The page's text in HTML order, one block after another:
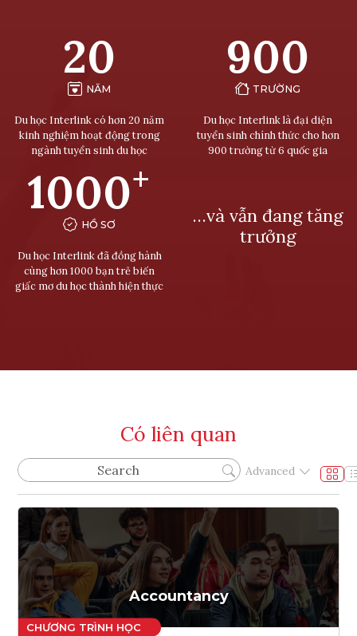
20
NĂM
Du học Interlink có hơn 20 năm
kinh nghiệm hoạt động trong
ngành tuyển sinh du học
900
TRƯỜNG
Du học Interlink là đại diện
tuyển sinh chính thức cho hơn
900 trường từ 6 quốc gia
1000+
HỒ SƠ
Du học Interlink đã đồng hành
cùng hơn 1000 bạn trẻ biến
giấc mơ du học thành hiện thực
…và vẫn đang tăng
trưởng
Có liên quan
Advanced
Accountancy